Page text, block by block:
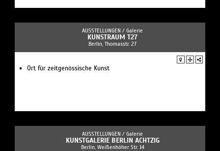
AUSSTELLUNGEN / Galerie
KUNSTRAUM T27
Berlin, Thomasstr. 27
Ort für zeitgenössische Kunst
AUSSTELLUNGEN / Galerie
KUNSTGALERIE BERLIN ACHTZIG
Berlin, Weißenhöher Str. 14